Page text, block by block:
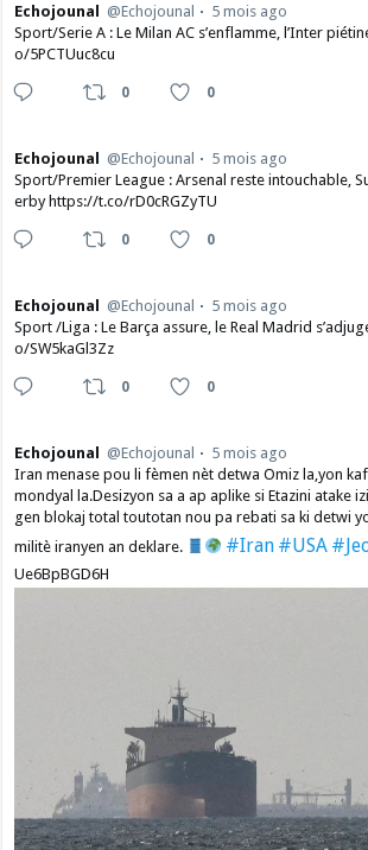
Echojounal @Echojounal
5 mois ago
Sport/Serie A : Le Milan AC s’enflamme, l’Inter
o/5PCTUuc8cu
0 0
Echojounal @Echojounal
5 mois ago
Sport/Premier League : Arsenal reste intouchable,
erby https://t.co/rD0cRGZyTU
0 0
Echojounal @Echojounal
5 mois ago
Sport /Liga : Le Barça assure, le Real Madrid
o/SW5kaGl3Zz
0 0
Echojounal @Echojounal
5 mois ago
Iran menase pou li fèmen nèt detwa Omiz la,yon
mondyal la.Desizyon sa a ap aplike si Etazini atake
gen blokaj total toutotan nou pa rebati sa ki detwi
militè iranyen an deklare.
#Iran #USA
Ue6BpBGD6H